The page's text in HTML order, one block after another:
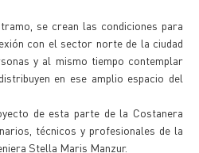
se crean las condiciones para
con el sector norte de la ciudad
y al mismo tiempo contemplar
en ese amplio espacio del
de esta parte de la Costanera
técnicos y profesionales de la
Stella Maris Manzur.